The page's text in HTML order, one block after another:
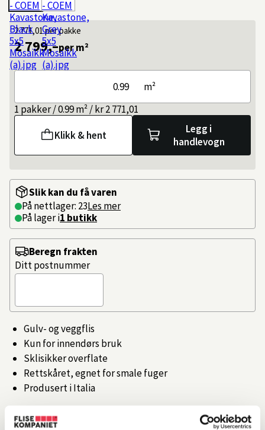
2 771,01per pakke
2 799,–per m²
m²
1 pakker / 0.99 m² / kr 2 771,01
Klikk & hent
Legg i
handlevogn
Slik kan du få varen
På nettlager: 23Les mer
På lager i1 butikk
Gulv- og veggflis
Kun for innendørs bruk
Sklisikker overflate
Rettskåret, egnet for smale fuger
Produsert i Italia
Beregn frakten
Ditt postnummer